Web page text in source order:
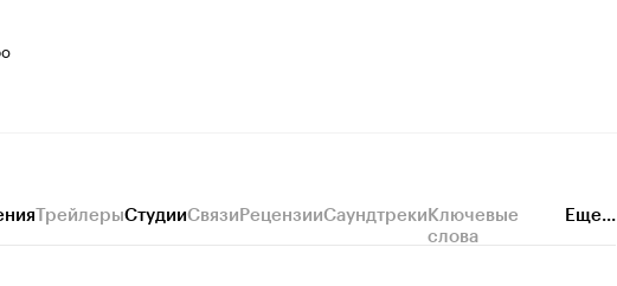
ТрейлерыСтудииСвязиРецензииСаундтрекиКлючевые
слова
Еще...